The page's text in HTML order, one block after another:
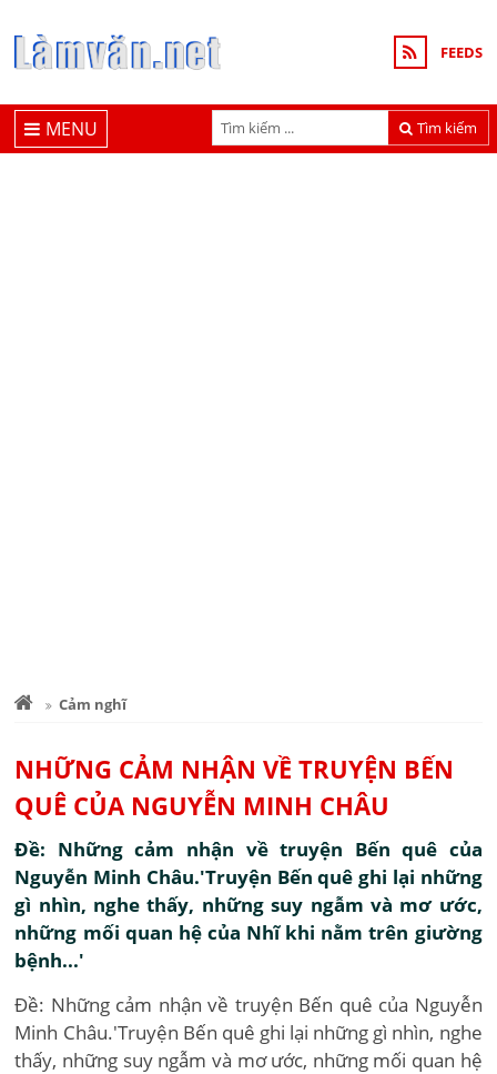
FEEDS
Tìm kiếm
MENU
Cảm nghĩ
NHỮNG CẢM NHẬN VỀ TRUYỆN BẾN
QUÊ CỦA NGUYỄN MINH CHÂU
Đề: Những cảm nhận về truyện Bến quê của
Nguyễn Minh Châu.'Truyện Bến quê ghi lại những
gì nhìn, nghe thấy, những suy ngẫm và mơ ước,
những mối quan hệ của Nhĩ khi nằm trên giường
bệnh...'
Đề: Những cảm nhận về truyện Bến quê của Nguyễn
Minh Châu.'Truyện Bến quê ghi lại những gì nhìn, nghe
thấy, những suy ngẫm và mơ ước, những mối quan hệ